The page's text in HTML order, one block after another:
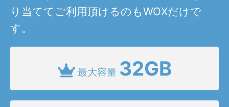
り当ててご利用頂けるのもWOXだけで
す。
最大容量 32GB